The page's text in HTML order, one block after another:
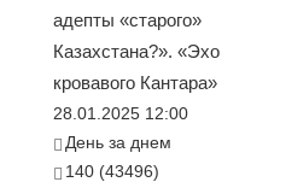
адепты «старого»
Казахстана?». «Эхо
кровавого Кантара»
28.01.2025 12:00
День за днем
140 (43496)